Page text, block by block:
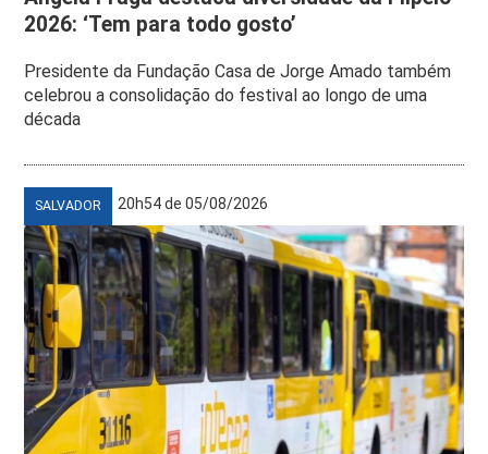
2026: ‘Tem para todo gosto’
Presidente da Fundação Casa de Jorge Amado também
celebrou a consolidação do festival ao longo de uma
década
SALVADOR 20h54 de 05/08/2026